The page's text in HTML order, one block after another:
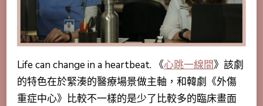
Life can change in a heartbeat. 《心跳一線間》該劇
的特色在於緊湊的醫療場景做主軸，和韓劇《外傷
重症中心》比較不一樣的是少了比較多的臨床畫面